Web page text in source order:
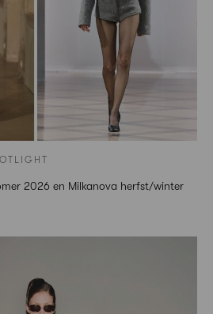
2026 en Milkanova herfst/winter